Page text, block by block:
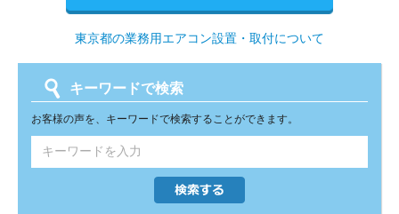
東京都の業務用エアコン設置・取付について
キーワードで検索
お客様の声を、キーワードで検索することができます。